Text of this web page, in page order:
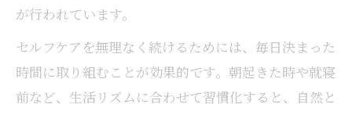
が行われています。
セルフケアを無理なく続けるためには、毎日決まった
時間に取り組むことが効果的です。朝起きた時や就寝
前など、生活リズムに合わせて習慣化すると、自然と